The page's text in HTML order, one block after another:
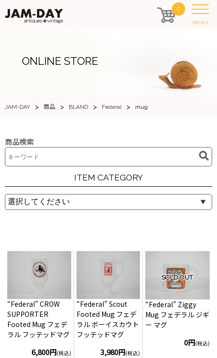
0
MENU
ONLINE STORE
JAM-DAY > 商品 > BLAND > Federal > mug
商品検索
ITEM CATEGORY
“Federal” CROW
SUPPORTER
Footed Mug フェデ
ラル フッテッドマグ
6,800円(税込)
“Federal” Scout
Footed Mug フェデ
ラル ボーイスカウト
フッテッドマグ
3,980円(税込)
SOLD OUT
“Federal” Ziggy
Mug フェデラル ジギ
ー マグ
0円(税込)